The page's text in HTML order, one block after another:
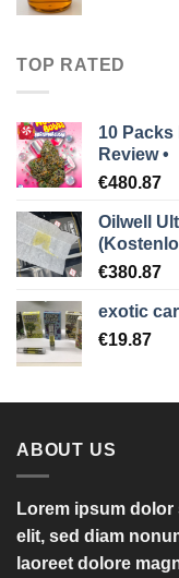
TOP RATED
10 Packs
Review •
€480.87
Oilwell
€380.87
exotic
€19.87
ABOUT US
Lorem ipsum
elit, sed diam
laoreet dolore